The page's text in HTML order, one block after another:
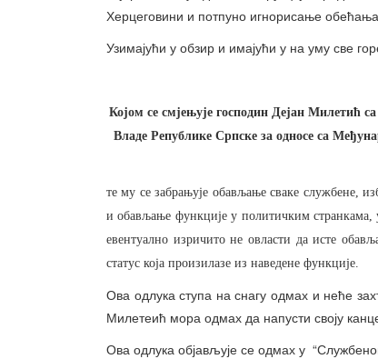
Херцеговини и потпуно игнорисање
Узимајући у обзир и имајући у на уму све
Којом се смјењује господин Дејан Милетић
Владе Републике Српске за односе са
те му се забрањује обављање сваке службене,
и обављање функције у политичким странкама,
евентуално изричито не овласти да исте
статус која произилазе из наведене функције.
Ова одлука ступа на снагу одмах и неће
Милетеић мора одмах да напусти своју
Ова одлука објављује се одмах у